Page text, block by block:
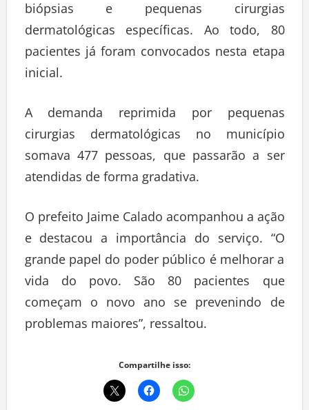
biópsias e pequenas cirurgias
dermatológicas específicas. Ao todo, 80
pacientes já foram convocados nesta etapa
inicial.
A demanda reprimida por pequenas
cirurgias dermatológicas no município
somava 477 pessoas, que passarão a ser
atendidas de forma gradativa.
O prefeito Jaime Calado acompanhou a ação
e destacou a importância do serviço. “O
grande papel do poder público é melhorar a
vida do povo. São 80 pacientes que
começam o novo ano se prevenindo de
problemas maiores”, ressaltou.
Compartilhe isso: